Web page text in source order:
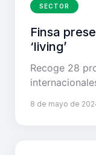
SECTOR
Finsa
‘living’
Recoge 28
8 de mayo de